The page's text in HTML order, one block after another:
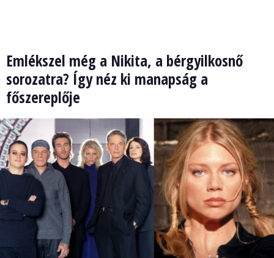
Emlékszel még a Nikita, a bérgyilkosnő
sorozatra? Így néz ki manapság a
főszereplője